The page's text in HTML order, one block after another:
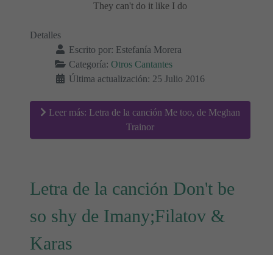
They can't do it like I do
Detalles
Escrito por: Estefanía Morera
Categoría: Otros Cantantes
Última actualización: 25 Julio 2016
Leer más: Letra de la canción Me too, de Meghan
Trainor
Letra de la canción Don't be
so shy de Imany;Filatov &
Karas